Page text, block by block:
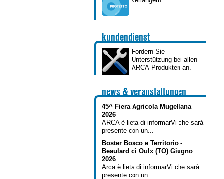
kundendienst
Fordern Sie
Unterstützung bei allen
ARCA-Produkten an.
news & veranstaltungen
45^ Fiera Agricola Mugellana
2026
ARCA è lieta di informarVi che sarà
presente con un...
Boster Bosco e Territorio -
Beaulard di Oulx (TO) Giugno
2026
Arca è lieta di informarVi che sarà
presente con un...